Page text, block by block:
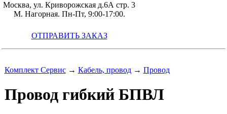
Москва, ул. Криворожская д.6А стр. 3
М. Нагорная. Пн-Пт, 9:00-17:00.
ОТПРАВИТЬ ЗАКАЗ
Комплект Сервис→ Кабель, провод→ Провод
Провод гибкий БПВЛ